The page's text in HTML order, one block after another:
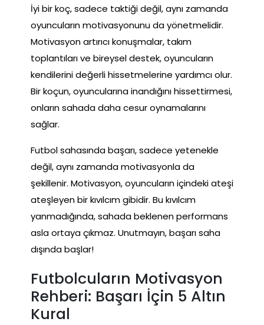
İyi bir koç, sadece taktiği değil, aynı zamanda
oyuncuların motivasyonunu da yönetmelidir.
Motivasyon artırıcı konuşmalar, takım
toplantıları ve bireysel destek, oyuncuların
kendilerini değerli hissetmelerine yardımcı olur.
Bir koçun, oyuncularına inandığını hissettirmesi,
onların sahada daha cesur oynamalarını
sağlar.
Futbol sahasında başarı, sadece yetenekle
değil, aynı zamanda motivasyonla da
şekillenir. Motivasyon, oyuncuların içindeki ateşi
ateşleyen bir kıvılcım gibidir. Bu kıvılcım
yanmadığında, sahada beklenen performans
asla ortaya çıkmaz. Unutmayın, başarı saha
dışında başlar!
Futbolcuların Motivasyon
Rehberi: Başarı İçin 5 Altın
Kural